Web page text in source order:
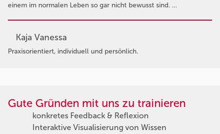
einem im normalen Leben so gar nicht bewusst sind. …
Kaja Vanessa
Praxisorientiert, individuell und persönlich.
Gute Gründen mit uns zu trainieren
konkretes Feedback & Reflexion
Interaktive Visualisierung von Wissen